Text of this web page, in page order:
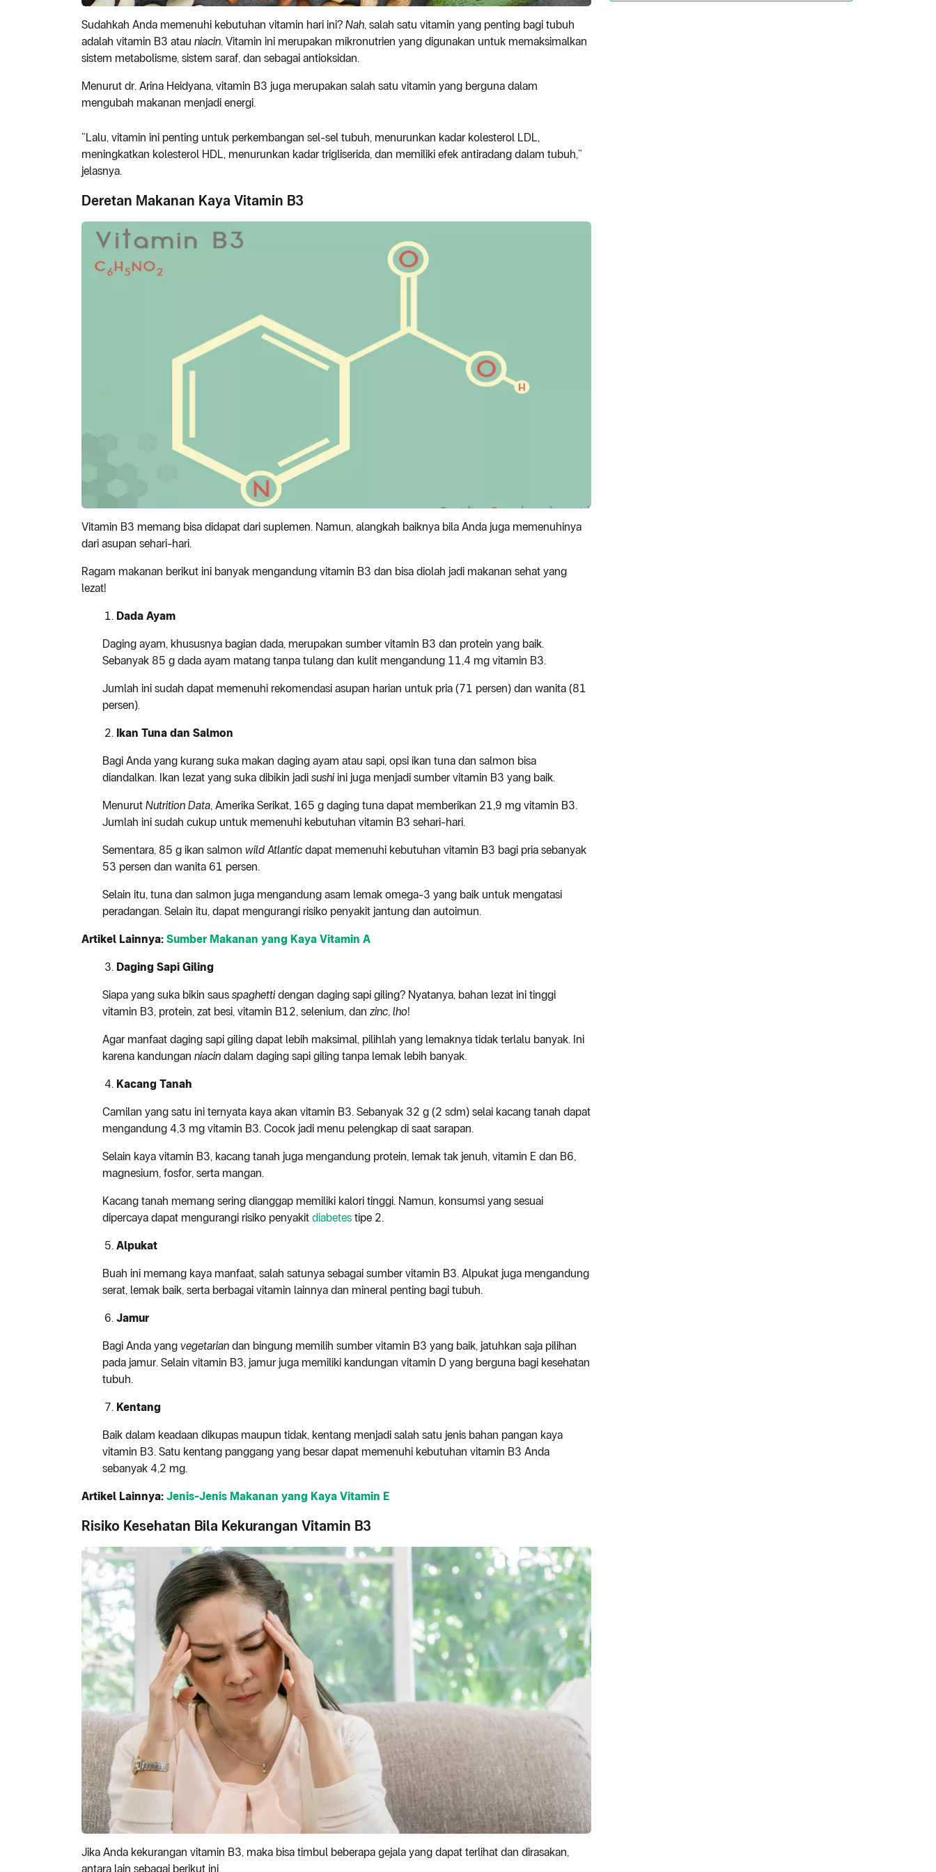
Sudahkah Anda memenuhi kebutuhan vitamin hari ini? Nah, salah satu vitamin yang penting bagi tubuh
adalah vitamin B3 atau niacin. Vitamin ini merupakan mikronutrien yang digunakan untuk memaksimalkan
sistem metabolisme, sistem saraf, dan sebagai antioksidan.
Menurut dr. Arina Heidyana, vitamin B3 juga merupakan salah satu vitamin yang berguna dalam
mengubah makanan menjadi energi.
“Lalu, vitamin ini penting untuk perkembangan sel-sel tubuh, menurunkan kadar kolesterol LDL,
meningkatkan kolesterol HDL, menurunkan kadar trigliserida, dan memiliki efek antiradang dalam tubuh,”
jelasnya.
Deretan Makanan Kaya Vitamin B3
Vitamin B3 memang bisa didapat dari suplemen. Namun, alangkah baiknya bila Anda juga memenuhinya
dari asupan sehari-hari.
Ragam makanan berikut ini banyak mengandung vitamin B3 dan bisa diolah jadi makanan sehat yang
lezat!
Dada Ayam
Daging ayam, khususnya bagian dada, merupakan sumber vitamin B3 dan protein yang baik.
Sebanyak 85 g dada ayam matang tanpa tulang dan kulit mengandung 11,4 mg vitamin B3.
Jumlah ini sudah dapat memenuhi rekomendasi asupan harian untuk pria (71 persen) dan wanita (81
persen).
Ikan Tuna dan Salmon
Bagi Anda yang kurang suka makan daging ayam atau sapi, opsi ikan tuna dan salmon bisa
diandalkan. Ikan lezat yang suka dibikin jadi sushi ini juga menjadi sumber vitamin B3 yang baik.
Menurut Nutrition Data, Amerika Serikat, 165 g daging tuna dapat memberikan 21,9 mg vitamin B3.
Jumlah ini sudah cukup untuk memenuhi kebutuhan vitamin B3 sehari-hari.
Sementara, 85 g ikan salmon wild Atlantic dapat memenuhi kebutuhan vitamin B3 bagi pria sebanyak
53 persen dan wanita 61 persen.
Selain itu, tuna dan salmon juga mengandung asam lemak omega-3 yang baik untuk mengatasi
peradangan. Selain itu, dapat mengurangi risiko penyakit jantung dan autoimun.
Artikel Lainnya: Sumber Makanan yang Kaya Vitamin A
Daging Sapi Giling
Siapa yang suka bikin saus spaghetti dengan daging sapi giling? Nyatanya, bahan lezat ini tinggi
vitamin B3, protein, zat besi, vitamin B12, selenium, dan zinc, lho!
Agar manfaat daging sapi giling dapat lebih maksimal, pilihlah yang lemaknya tidak terlalu banyak. Ini
karena kandungan niacin dalam daging sapi giling tanpa lemak lebih banyak.
Kacang Tanah
Camilan yang satu ini ternyata kaya akan vitamin B3. Sebanyak 32 g (2 sdm) selai kacang tanah dapat
mengandung 4,3 mg vitamin B3. Cocok jadi menu pelengkap di saat sarapan.
Selain kaya vitamin B3, kacang tanah juga mengandung protein, lemak tak jenuh, vitamin E dan B6,
magnesium, fosfor, serta mangan.
Kacang tanah memang sering dianggap memiliki kalori tinggi. Namun, konsumsi yang sesuai
dipercaya dapat mengurangi risiko penyakit diabetes tipe 2.
Alpukat
Buah ini memang kaya manfaat, salah satunya sebagai sumber vitamin B3. Alpukat juga mengandung
serat, lemak baik, serta berbagai vitamin lainnya dan mineral penting bagi tubuh.
Jamur
Bagi Anda yang vegetarian dan bingung memilih sumber vitamin B3 yang baik, jatuhkan saja pilihan
pada jamur. Selain vitamin B3, jamur juga memiliki kandungan vitamin D yang berguna bagi kesehatan
tubuh.
Kentang
Baik dalam keadaan dikupas maupun tidak, kentang menjadi salah satu jenis bahan pangan kaya
vitamin B3. Satu kentang panggang yang besar dapat memenuhi kebutuhan vitamin B3 Anda
sebanyak 4,2 mg.
Artikel Lainnya: Jenis-Jenis Makanan yang Kaya Vitamin E
Risiko Kesehatan Bila Kekurangan Vitamin B3
Jika Anda kekurangan vitamin B3, maka bisa timbul beberapa gejala yang dapat terlihat dan dirasakan,
antara lain sebagai berikut ini.